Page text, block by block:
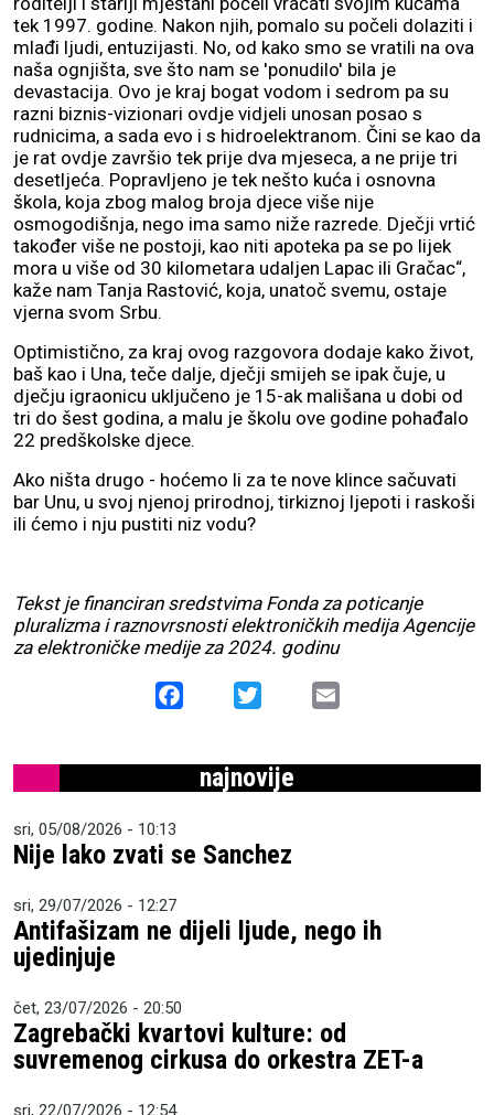
tek 1997. godine. Nakon njih, pomalo su počeli dolaziti i
mlađi ljudi, entuzijasti. No, od kako smo se vratili na ova
naša ognjišta, sve što nam se 'ponudilo' bila je
devastacija. Ovo je kraj bogat vodom i sedrom pa su
razni biznis-vizionari ovdje vidjeli unosan posao s
rudnicima, a sada evo i s hidroelektranom. Čini se kao da
je rat ovdje završio tek prije dva mjeseca, a ne prije tri
desetljeća. Popravljeno je tek nešto kuća i osnovna
škola, koja zbog malog broja djece više nije
osmogodišnja, nego ima samo niže razrede. Dječji vrtić
također više ne postoji, kao niti apoteka pa se po lijek
mora u više od 30 kilometara udaljen Lapac ili Gračac“,
kaže nam Tanja Rastović, koja, unatoč svemu, ostaje
vjerna svom Srbu.
Optimistično, za kraj ovog razgovora dodaje kako život,
baš kao i Una, teče dalje, dječji smijeh se ipak čuje, u
dječju igraonicu uključeno je 15-ak mališana u dobi od
tri do šest godina, a malu je školu ove godine pohađalo
22 predškolske djece.
Ako ništa drugo - hoćemo li za te nove klince sačuvati
bar Unu, u svoj njenoj prirodnoj, tirkiznoj ljepoti i raskoši
ili ćemo i nju pustiti niz vodu?
Tekst je financiran sredstvima Fonda za poticanje
pluralizma i raznovrsnosti elektroničkih medija Agencije
za elektroničke medije za 2024. godinu
Facebook
najnovije
sri, 05/08/2026 - 10:13
Nije lako zvati se Sanchez
sri, 29/07/2026 - 12:27
Antifašizam ne dijeli ljude, nego ih
ujedinjuje
čet, 23/07/2026 - 20:50
Zagrebački kvartovi kulture: od
suvremenog cirkusa do orkestra ZET-a
sri, 22/07/2026 - 12:54